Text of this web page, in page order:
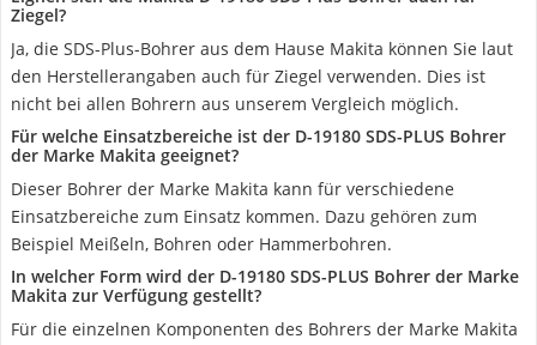
Ziegel?
Ja, die SDS-Plus-Bohrer aus dem Hause Makita können Sie laut
den Herstellerangaben auch für Ziegel verwenden. Dies ist
nicht bei allen Bohrern aus unserem Vergleich möglich.
Für welche Einsatzbereiche ist der D-19180 SDS-PLUS Bohrer
der Marke Makita geeignet?
Dieser Bohrer der Marke Makita kann für verschiedene
Einsatzbereiche zum Einsatz kommen. Dazu gehören zum
Beispiel Meißeln, Bohren oder Hammerbohren.
In welcher Form wird der D-19180 SDS-PLUS Bohrer der Marke
Makita zur Verfügung gestellt?
Für die einzelnen Komponenten des Bohrers der Marke Makita